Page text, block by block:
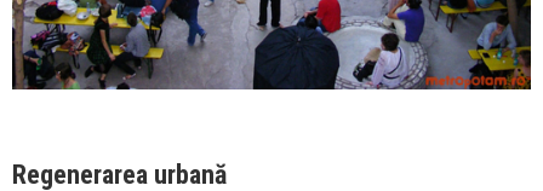
Regenerarea urbană